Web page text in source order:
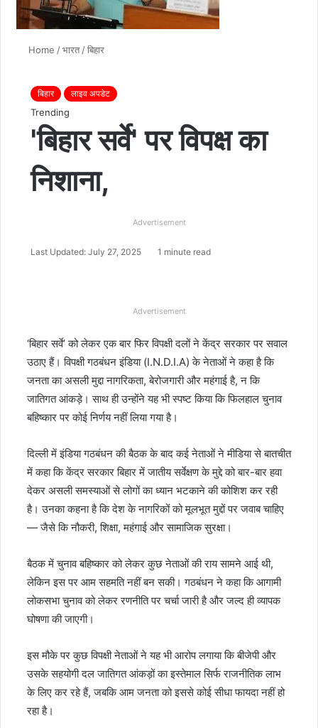
Home /भारत /बिहार
बिहार लाइव अपडेट
Trending
'बिहार सर्वे' पर विपक्ष का
निशाना,
Advertisement
Last Updated: July 27, 2025 1 minute read
Advertisement
‘बिहार सर्वे’ को लेकर एक बार फिर विपक्षी दलों ने केंद्र सरकार पर सवाल
उठाए हैं। विपक्षी गठबंधन इंडिया (I.N.D.I.A) के नेताओं ने कहा है कि
जनता का असली मुद्दा नागरिकता, बेरोजगारी और महंगाई है, न कि
जातिगत आंकड़े। साथ ही उन्होंने यह भी स्पष्ट किया कि फिलहाल चुनाव
बहिष्कार पर कोई निर्णय नहीं लिया गया है।
दिल्ली में इंडिया गठबंधन की बैठक के बाद कई नेताओं ने मीडिया से बातचीत
में कहा कि केंद्र सरकार बिहार में जातीय सर्वेक्षण के मुद्दे को बार-बार हवा
देकर असली समस्याओं से लोगों का ध्यान भटकाने की कोशिश कर रही
है। उनका कहना है कि देश के नागरिकों को मूलभूत मुद्दों पर जवाब चाहिए
— जैसे कि नौकरी, शिक्षा, महंगाई और सामाजिक सुरक्षा।
बैठक में चुनाव बहिष्कार को लेकर कुछ नेताओं की राय सामने आई थी,
लेकिन इस पर आम सहमति नहीं बन सकी। गठबंधन ने कहा कि आगामी
लोकसभा चुनाव को लेकर रणनीति पर चर्चा जारी है और जल्द ही व्यापक
घोषणा की जाएगी।
इस मौके पर कुछ विपक्षी नेताओं ने यह भी आरोप लगाया कि बीजेपी और
उसके सहयोगी दल जातिगत आंकड़ों का इस्तेमाल सिर्फ राजनीतिक लाभ
के लिए कर रहे हैं, जबकि आम जनता को इससे कोई सीधा फायदा नहीं हो
रहा है।